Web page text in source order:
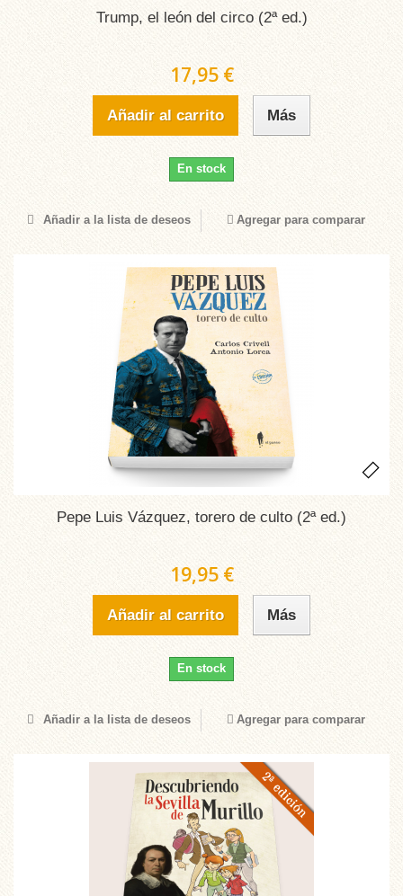
Trump, el león del circo (2ª ed.)
17,95 €
Añadir al carrito Más
En stock
Añadir a la lista de deseos Agregar para comparar
Pepe Luis Vázquez, torero de culto (2ª ed.)
19,95 €
Añadir al carrito Más
En stock
Añadir a la lista de deseos Agregar para comparar